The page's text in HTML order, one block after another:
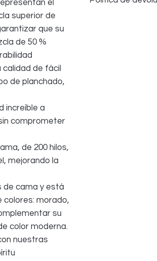
el
superior de
que su
de 50 %
de fácil
de planchado,
increíble a
comprometer
de 200 hilos,
mejorando la
de cama y está
colores: morado,
su
color moderna.
nuestras